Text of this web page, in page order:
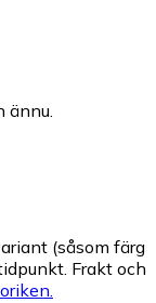
ännu.
(såsom färg
Frakt och